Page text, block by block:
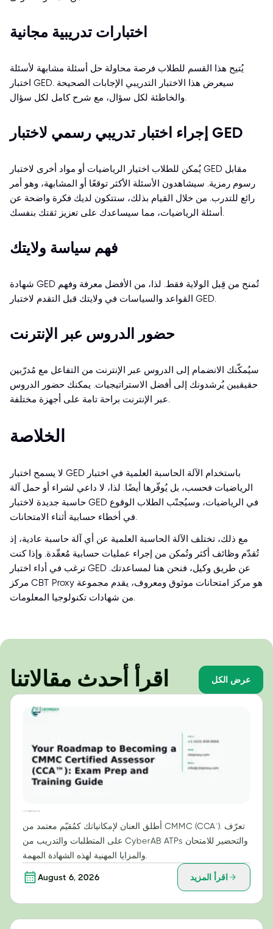
اختبارات تدريبية مجانية
يُتيح هذا القسم للطلاب فرصة محاولة حل أسئلة مشابهة لأسئلة
اختبار GED. سيعرض هذا الاختبار التدريبي الإجابات الصحيحة
والخاطئة لكل سؤال، مع شرح كامل لكل سؤال.
إجراء اختبار تدريبي رسمي لاختبار GED
يُمكن للطلاب اختيار الرياضيات أو مواد أخرى لاختبار GED مقابل
رسوم رمزية. سيشاهدون الأسئلة الأكثر توقعًا أو المشابهة، وهو أمر
رائع للتدرب. من خلال القيام بذلك، ستتكون لديك فكرة واضحة عن
أسئلة الرياضيات، مما سيساعدك على تعزيز ثقتك بنفسك.
فهم سياسة ولايتك
شهادة GED تُمنح من قِبل الولاية فقط. لذا، من الأفضل معرفة وفهم
القواعد والسياسات في ولايتك قبل التقدم لاختبار GED.
حضور الدروس عبر الإنترنت
سيُمكّنك الانضمام إلى الدروس عبر الإنترنت من التفاعل مع مُدرّبين
حقيقيين يُرشدونك إلى أفضل الاستراتيجيات. يمكنك حضور الدروس
عبر الإنترنت براحة تامة على أجهزة مختلفة.
الخلاصة
لا يسمح اختبار GED باستخدام الآلة الحاسبة العلمية في اختبار
الرياضيات فحسب، بل يُوفّرها أيضًا. لذا، لا داعي لشراء أو حمل آلة
حاسبة جديدة لاختبار GED في الرياضيات، وسيُجنّب الطلاب الوقوع
في أخطاء حسابية أثناء الامتحانات.
مع ذلك، تختلف الآلة الحاسبة العلمية عن أي آلة حاسبة عادية، إذ
تُقدّم وظائف أكثر وتُمكن من إجراء عمليات حسابية مُعقّدة. وإذا كنت
ترغب في أداء اختبار GED عن طريق وكيل، فنحن هنا لمساعدتك.
مركز CBT Proxy هو مركز امتحانات موثوق ومعروف، يقدم مجموعة
من شهادات تكنولوجيا المعلومات.
اقرأ أحدث مقالاتنا عرض الكل
أطلق العنان لإمكانياتك كمُقيّم معتمد من CMMC (CCA™). تعرّف
على المتطلبات والتدريب من CyberAB ATPs والتحضير للامتحان
August 6, 2026 اقرأ المزيد